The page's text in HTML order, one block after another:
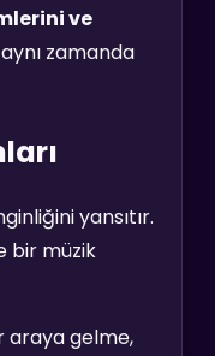
ve
zamanda
yansıtır.
bir müzik
araya gelme,